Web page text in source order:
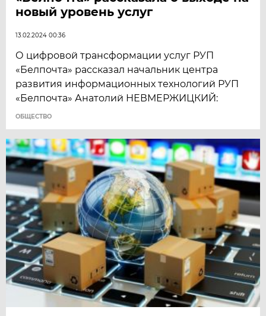
новый уровень услуг
13.02.2024 00:36
О цифровой трансформации услуг РУП
«Белпочта» рассказал начальник центра
развития информационных технологий РУП
«Белпочта» Анатолий НЕВМЕРЖИЦКИЙ:
ОБЩЕСТВО